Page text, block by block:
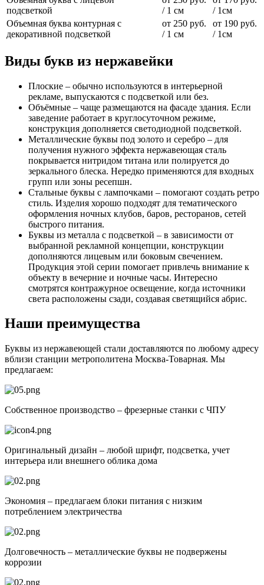
подсветкой
/ 1 см
/ 1см
Объемная буква контурная с
декоративной подсветкой
от 250 руб.
/ 1 см
от 190 руб.
/ 1см
Виды букв из нержавейки
Плоские – обычно используются в интерьерной
рекламе, выпускаются с подсветкой или без.
Объёмные – чаще размещаются на фасаде здания. Если
заведение работает в круглосуточном режиме,
конструкция дополняется светодиодной подсветкой.
Металлические буквы под золото и серебро – для
получения нужного эффекта нержавеющая сталь
покрывается нитридом титана или полируется до
зеркального блеска. Нередко применяются для входных
групп или зоны ресепшн.
Стальные буквы с лампочками – помогают создать ретро
стиль. Изделия хорошо подходят для тематического
оформления ночных клубов, баров, ресторанов, сетей
быстрого питания.
Буквы из металла с подсветкой – в зависимости от
выбранной рекламной концепции, конструкции
дополняются лицевым или боковым свечением.
Продукция этой серии помогает привлечь внимание к
объекту в вечерние и ночные часы. Интересно
смотрятся контражурное освещение, когда источники
света расположены сзади, создавая светящийся абрис.
Наши преимущества
Буквы из нержавеющей стали доставляются по любому адресу
вблизи станции метрополитена Москва-Товарная. Мы
предлагаем:
Собственное производство – фрезерные станки с ЧПУ
Оригинальный дизайн – любой шрифт, подсветка, учет
интерьера или внешнего облика дома
Экономия – предлагаем блоки питания с низким
потреблением электричества
Долговечность – металлические буквы не подвержены
коррозии